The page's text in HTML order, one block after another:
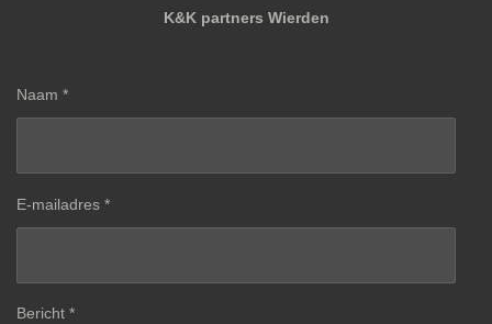
K&K partners Wierden
Naam *
E-mailadres *
Bericht *